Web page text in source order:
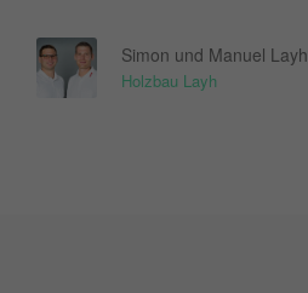
Simon und Manuel Layh
Holzbau Layh